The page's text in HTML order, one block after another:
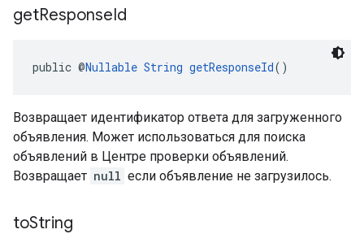
getResponseId
public @Nullable String getResponseId()
Возвращает идентификатор ответа для загруженного
объявления. Может использоваться для поиска
объявлений в Центре проверки объявлений.
Возвращает null если объявление не загрузилось.
toString